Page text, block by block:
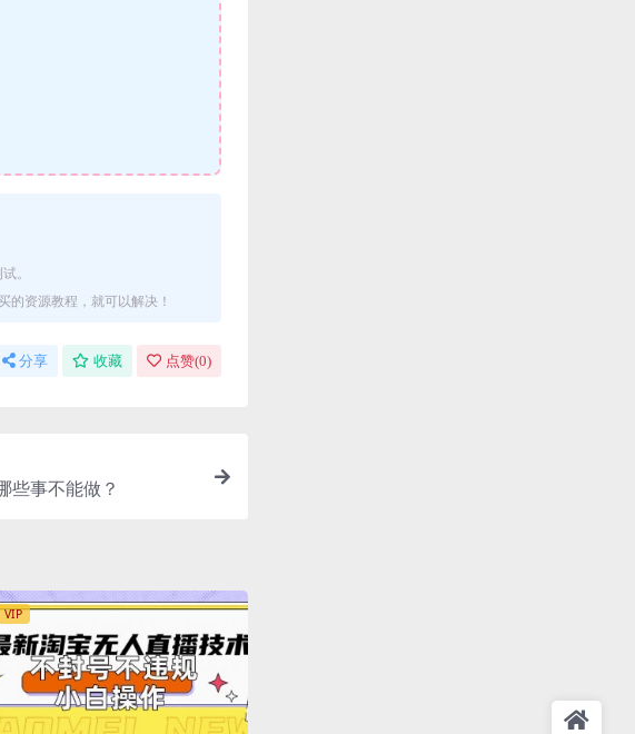
。
资源教程，就可以解决！
分享 收藏 点赞(0)
些事不能做？
VIP